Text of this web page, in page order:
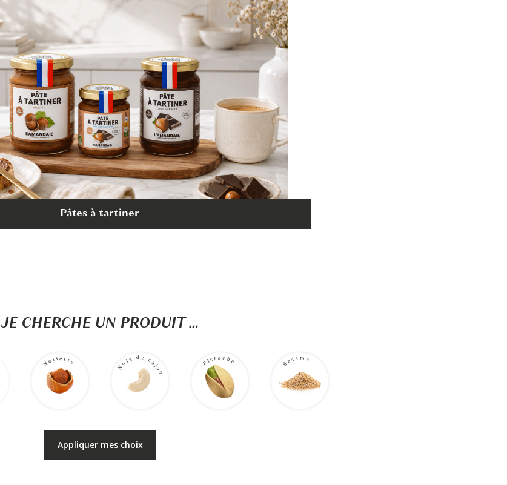
Pâtes à tartiner
JE CHERCHE UN PRODUIT …